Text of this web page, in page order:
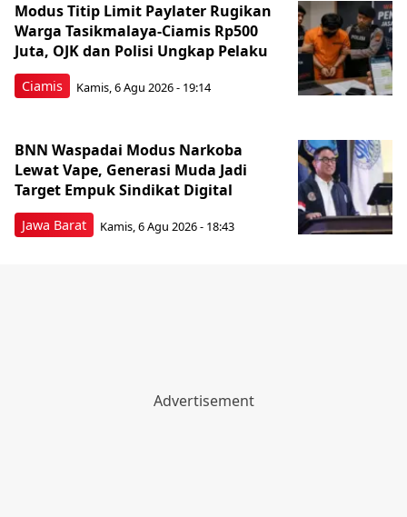
Ciamis
Modus Titip Limit Paylater Rugikan
Warga Tasikmalaya-Ciamis Rp500
Juta, OJK dan Polisi Ungkap Pelaku
Kamis, 6 Agu 2026 - 19:14
Jawa Barat
BNN Waspadai Modus Narkoba
Lewat Vape, Generasi Muda Jadi
Target Empuk Sindikat Digital
Kamis, 6 Agu 2026 - 18:43